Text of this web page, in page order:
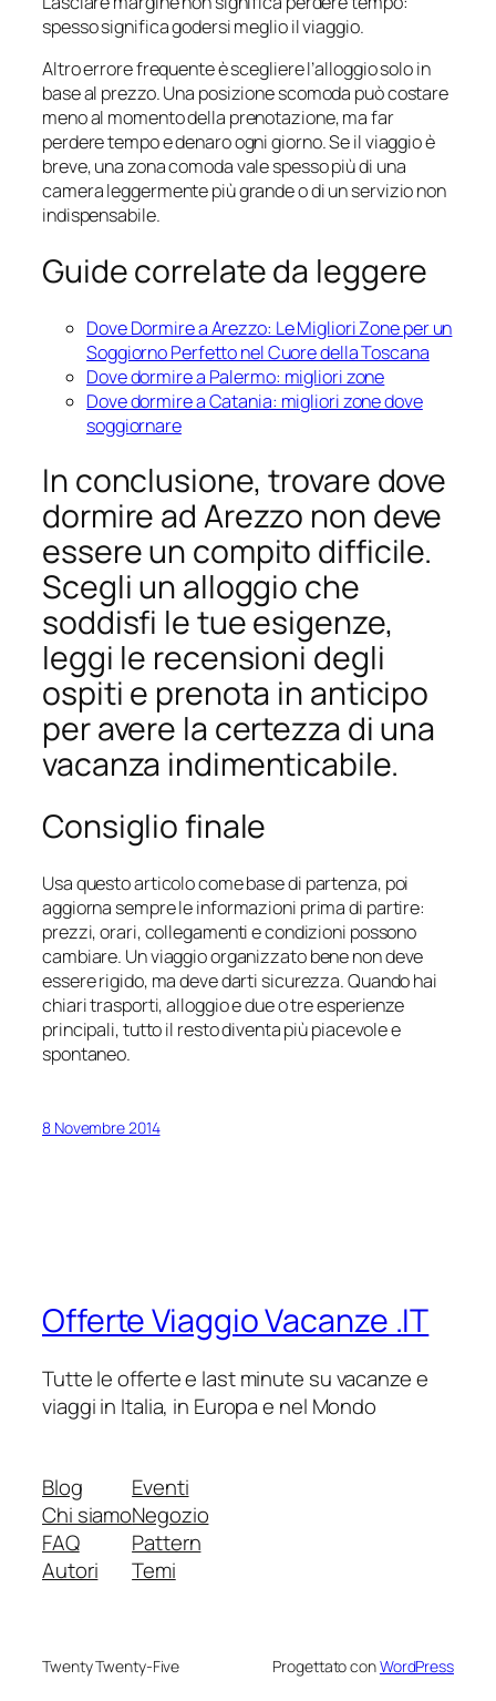
spesso significa godersi meglio il viaggio.
Altro errore frequente è scegliere l’alloggio solo in
base al prezzo. Una posizione scomoda può costare
meno al momento della prenotazione, ma far
perdere tempo e denaro ogni giorno. Se il viaggio è
breve, una zona comoda vale spesso più di una
camera leggermente più grande o di un servizio non
indispensabile.
Guide correlate da leggere
Dove Dormire a Arezzo: Le Migliori Zone per un
Soggiorno Perfetto nel Cuore della Toscana
Dove dormire a Palermo: migliori zone
Dove dormire a Catania: migliori zone dove
soggiornare
In conclusione, trovare dove
dormire ad Arezzo non deve
essere un compito difficile.
Scegli un alloggio che
soddisfi le tue esigenze,
leggi le recensioni degli
ospiti e prenota in anticipo
per avere la certezza di una
vacanza indimenticabile.
Consiglio finale
Usa questo articolo come base di partenza, poi
aggiorna sempre le informazioni prima di partire:
prezzi, orari, collegamenti e condizioni possono
cambiare. Un viaggio organizzato bene non deve
essere rigido, ma deve darti sicurezza. Quando hai
chiari trasporti, alloggio e due o tre esperienze
principali, tutto il resto diventa più piacevole e
spontaneo.
8 Novembre 2014
Offerte Viaggio Vacanze .IT
Tutte le offerte e last minute su vacanze e
viaggi in Italia, in Europa e nel Mondo
Blog
Chi siamo
FAQ
Autori
Eventi
Negozio
Pattern
Temi
Twenty Twenty-Five Progettato conWordPress